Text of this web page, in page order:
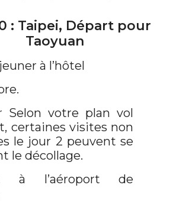
: Taipei, Départ pour
Taoyuan
à l’hôtel
Selon votre plan vol
certaines visites non
le jour 2 peuvent se
le décollage.
à l’aéroport de